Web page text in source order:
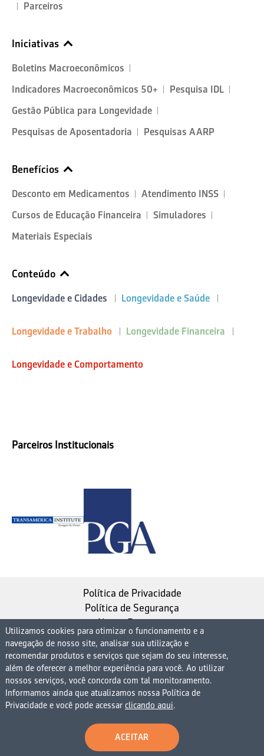
Parceiros
Iniciativas
Boletins Macroeconômicos
Indicadores Macroeconômicos 50+
Pesquisa IDL
Gestão Pública para Longevidade
Pesquisas de Aposentadoria
Pesquisas AARP
Benefícios
Desconto em Medicamentos
Atendimento INSS
Cursos de Educação Financeira
Simuladores
Materiais Especiais
Conteúdo
Longevidade e Cidades Longevidade e Saúde
Longevidade e Trabalho Longevidade Financeira
Longevidade e Comportamento
Parceiros Institucionais
Política de Privacidade
Política de Segurança
Nosso Estatuto
Instituto de Longevidade MAG, uma empresa do
Grupo MAG
| CNPJ 08.474.765/0001-75
Avenida Presidente Juscelino Kubitschek, 1830, 15º
andar bloco 1 (parte), Condomínio Edifício São Luiz -
Vila Nova Conceição
São Paulo - SP - 04543-900 - Brasil
Utilizamos cookies para otimizar o funcionamento e a
navegação de nosso site, analisar sua utilização e
recomendar produtos e serviços que sejam do seu interesse,
além de oferecer a melhor experiência para você. Ao utilizar
nossos serviços, você concorda com tal monitoramento.
Informamos ainda que atualizamos nossa Política de
Privacidade e você pode acessar clicando aqui.
ACEITAR